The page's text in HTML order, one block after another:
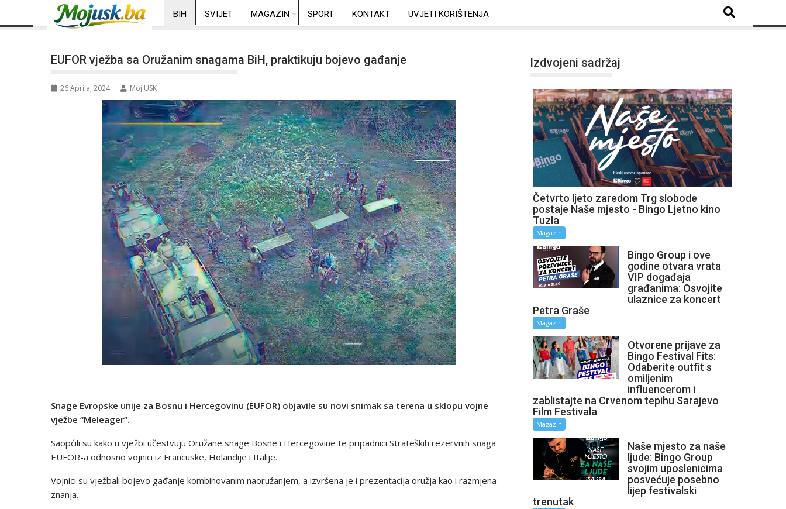
BIH SVIJET MAGAZIN SPORT KONTAKT UVJETI KORIŠTENJA
EUFOR vježba sa Oružanim snagama BiH, praktikuju bojevo gađanje
26 Aprila, 2024 Moj USK
Snage Evropske unije za Bosnu i Hercegovinu (EUFOR) objavile su novi snimak sa terena u sklopu vojne
vježbe “Meleager”.
Saopćili su kako u vježbi učestvuju Oružane snage Bosne i Hercegovine te pripadnici Strateških rezervnih snaga
EUFOR-a odnosno vojnici iz Francuske, Holandije i Italije.
Vojnici su vježbali bojevo gađanje kombinovanim naoružanjem, a izvršena je i prezentacija oružja kao i razmjena
znanja.
Izdvojeni sadržaj
Četvrto ljeto zaredom Trg slobode
postaje Naše mjesto - Bingo Ljetno kino
Tuzla
Magazin
Bingo Group i ove
godine otvara vrata
VIP događaja
građanima: Osvojite
ulaznice za koncert
Petra Graše
Magazin
Otvorene prijave za
Bingo Festival Fits:
Odaberite outfit s
omiljenim
influencerom i
zablistajte na Crvenom tepihu Sarajevo
Film Festivala
Magazin
Naše mjesto za naše
ljude: Bingo Group
svojim uposlenicima
posvećuje posebno
lijep festivalski
trenutak